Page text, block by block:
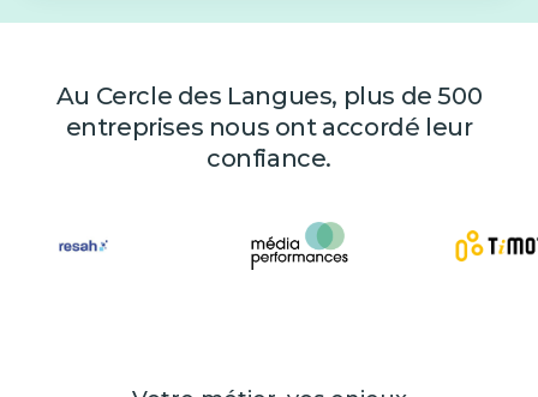
Au Cercle des Langues, plus de 500
entreprises nous ont accordé leur
confiance.